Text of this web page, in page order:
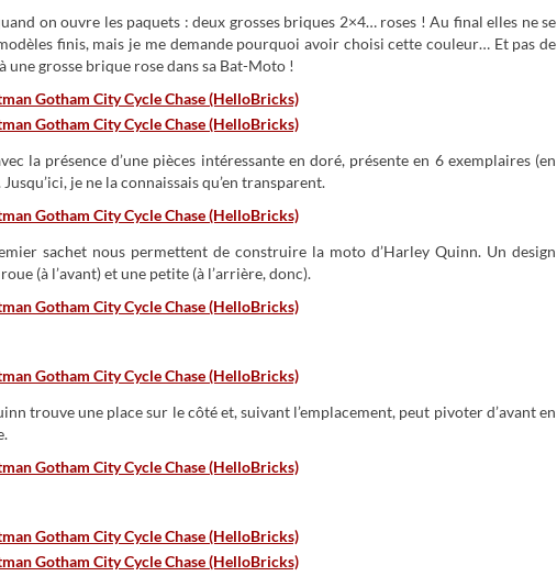
on ouvre les paquets : deux grosses briques 2×4… roses ! Au final elles ne se
finis, mais je me demande pourquoi avoir choisi cette couleur… Et pas de
une grosse brique rose dans sa Bat-Moto !
la présence d’une pièces intéressante en doré, présente en 6 exemplaires (en
je ne la connaissais qu’en transparent.
sachet nous permettent de construire la moto d’Harley Quinn. Un design
(à l’avant) et une petite (à l’arrière, donc).
trouve une place sur le côté et, suivant l’emplacement, peut pivoter d’avant en